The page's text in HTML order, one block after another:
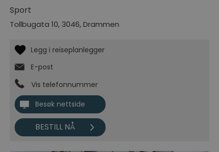
Sport
Tollbugata 10, 3046,Drammen
E-post
Vis telefonnummer
Besøk nettside